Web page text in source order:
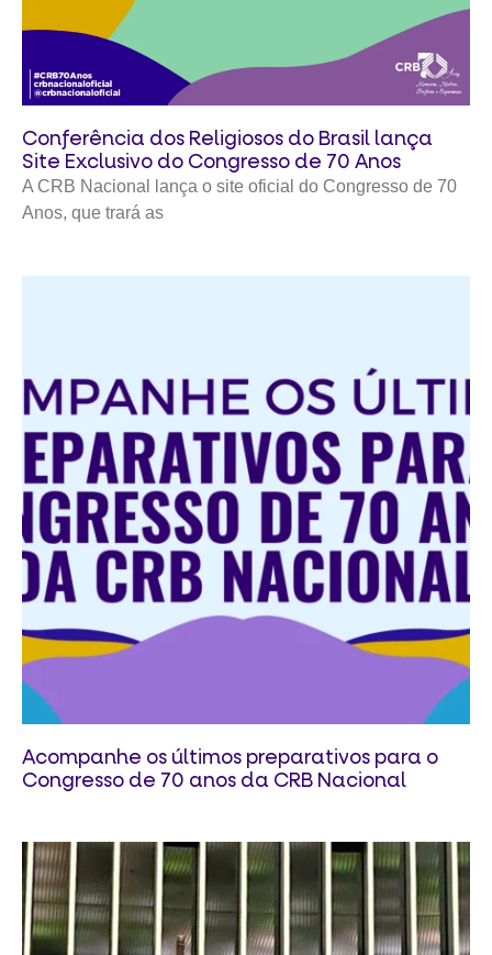
Conferência dos Religiosos do Brasil lança
Site Exclusivo do Congresso de 70 Anos
A CRB Nacional lança o site oficial do Congresso de 70
Anos, que trará as
Acompanhe os últimos preparativos para o
Congresso de 70 anos da CRB Nacional